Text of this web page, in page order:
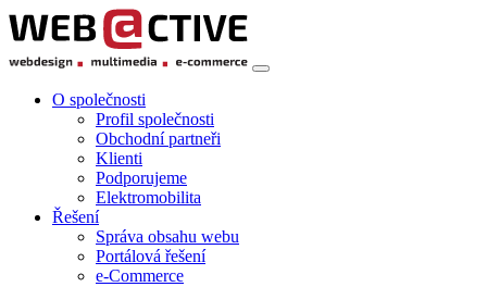
O společnosti
Profil společnosti
Obchodní partneři
Klienti
Podporujeme
Elektromobilita
Řešení
Správa obsahu webu
Portálová řešení
e-Commerce